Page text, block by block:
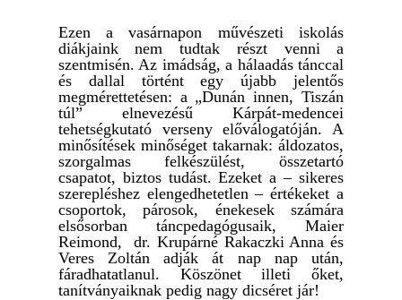
Ezen a vasárnapon művészeti iskolás
diákjaink nem tudtak részt venni a
szentmisén. Az imádság, a hálaadás tánccal
és dallal történt egy újabb jelentős
megmérettetésen: a „Dunán innen, Tiszán
túl” elnevezésű Kárpát-medencei
tehetségkutató verseny előválogatóján. A
minősítések minőséget takarnak: áldozatos,
szorgalmas felkészülést, összetartó
csapatot, biztos tudást. Ezeket a – sikeres
szerepléshez elengedhetetlen – értékeket a
csoportok, párosok, énekesek számára
elsősorban táncpedagógusaik, Maier
Reimond, dr. Krupárné Rakaczki Anna és
Veres Zoltán adják át nap nap után,
fáradhatatlanul. Köszönet illeti őket,
tanítványaiknak pedig nagy dicséret jár!